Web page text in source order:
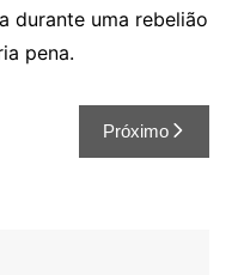
durante uma rebelião
pena.
Próximo